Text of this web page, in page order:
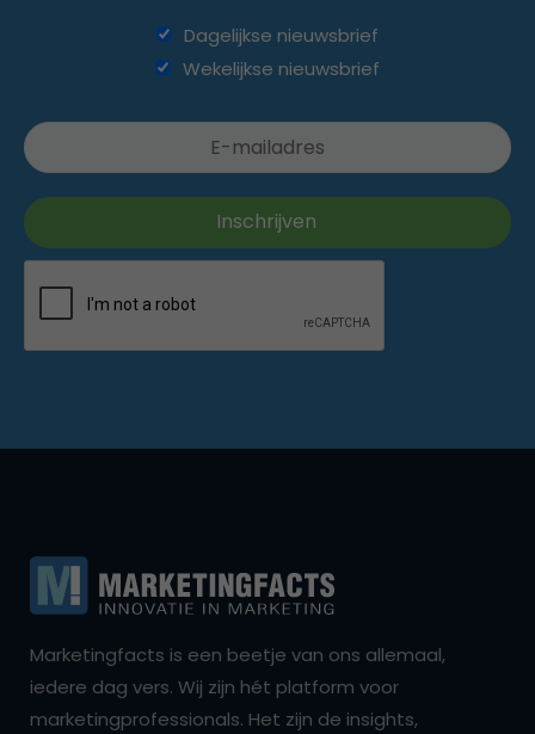
Dagelijkse nieuwsbrief
Wekelijkse nieuwsbrief
Marketingfacts is een beetje van ons allemaal,
iedere dag vers. Wij zijn hét platform voor
marketingprofessionals. Het zijn de insights,